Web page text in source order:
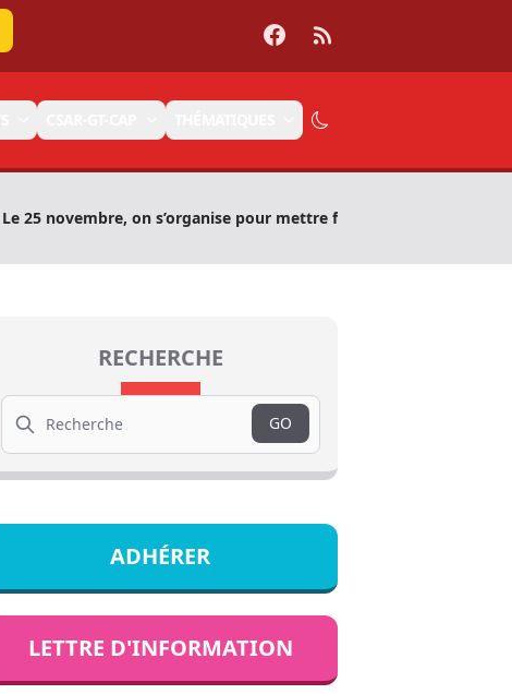
Facebook
RSS
Le 25 novembre, on s’organise pour mettre fin aux violences
RECHERCHE
Search
GO
ADHÉRER
LETTRE D'INFORMATION